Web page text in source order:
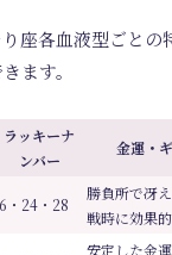
座各血液型ごとの
ます。
ラッキーナ
ンバー
金運・
6・24・28
勝負所で冴
戦時に効果的
安定した金